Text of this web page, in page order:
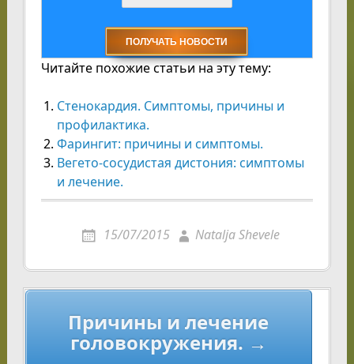
Читайте похожие статьи на эту тему:
Стенокардия. Симптомы, причины и
профилактика.
Фарингит: причины и симптомы.
Вегето-сосудистая дистония: симптомы
и лечение.
15/07/2015 Natalja Shevele
Навигация
записям
Причины и лечение
головокружения. →